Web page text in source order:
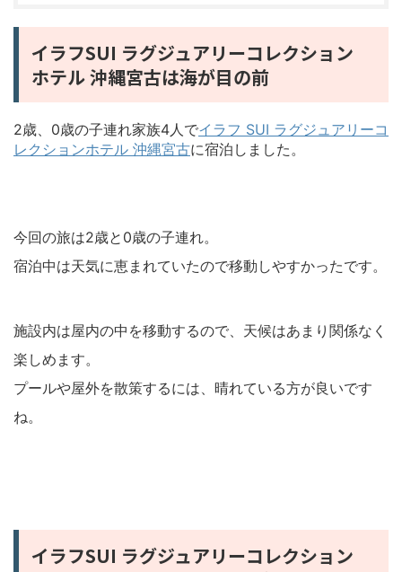
イラフSUI ラグジュアリーコレクション
ホテル 沖縄宮古は海が目の前
2歳、0歳の子連れ家族4人でイラフ SUI ラグジュアリーコ
レクションホテル 沖縄宮古に宿泊しました。
今回の旅は2歳と0歳の子連れ。
宿泊中は天気に恵まれていたので移動しやすかったです。
施設内は屋内の中を移動するので、天候はあまり関係なく
楽しめます。
プールや屋外を散策するには、晴れている方が良いです
ね。
イラフSUI ラグジュアリーコレクション